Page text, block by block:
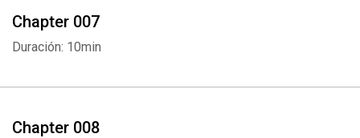
Chapter 007
Duración: 10min
Chapter 008